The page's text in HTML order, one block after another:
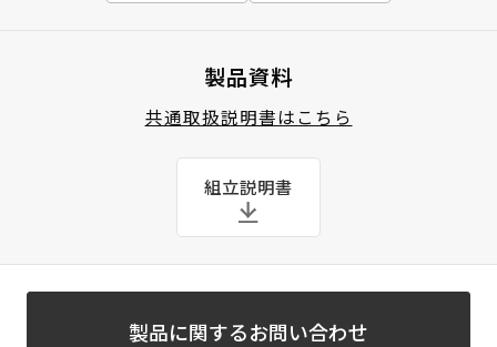
製品資料
共通取扱説明書はこちら
組立説明書
製品に関するお問い合わせ